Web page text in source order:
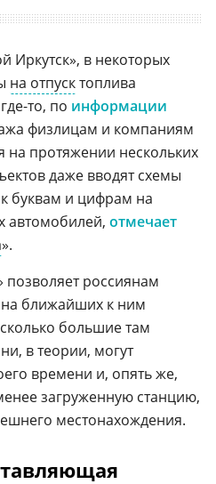
Иркутск», в некоторых
на отпусктоплива
то, по информации
физлицам и компаниям
на протяжении нескольких
даже вводят схемы
буквам и цифрам на
автомобилей, отмечает
».
позволяет россиянам
на ближайших к ним
большие там
в теории, могут
времени и, опять же,
загруженную станцию,
местонахождения.